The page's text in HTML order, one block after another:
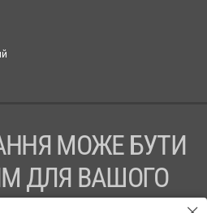
МОЖЕ БУТИ
ДЛЯ ВАШОГО